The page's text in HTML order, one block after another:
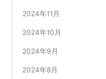
2024年11月
2024年10月
2024年9月
2024年8月